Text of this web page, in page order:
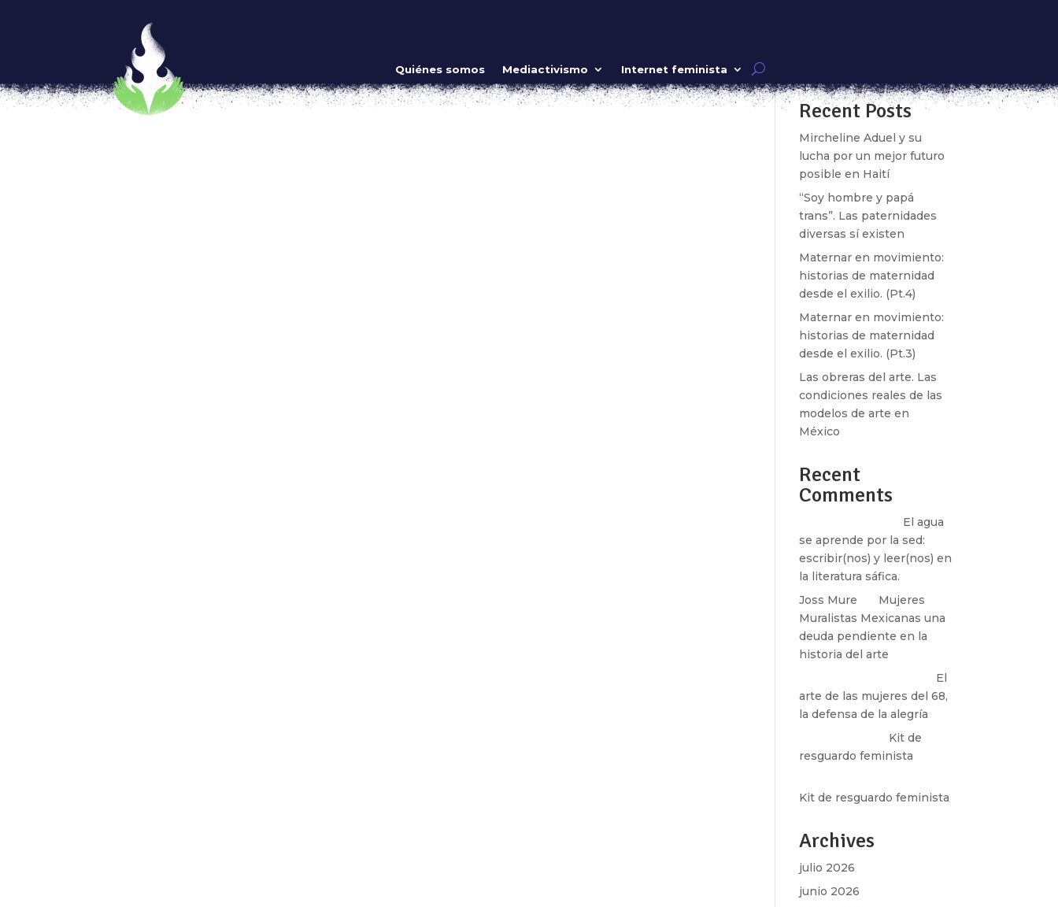
Quiénes somos Mediactivismo Internet feminista
Maternidad, múltiples posibilidades
por Arsenia Calvillo|May 9, 2019|Artivismo
Nuestros cuerpos de mujeres resguardan uno de los misterios más grandes del universo: la vida misma.
Recent Posts
Mircheline Aduel y su
lucha por un mejor futuro
posible en Haití
“Soy hombre y papá
trans”. Las paternidades
diversas sí existen
Maternar en movimiento:
historias de maternidad
desde el exilio. (Pt.4)
Maternar en movimiento:
historias de maternidad
desde el exilio. (Pt.3)
Las obreras del arte. Las
condiciones reales de las
modelos de arte en
México
Recent
Comments
El agua
se aprende por la sed:
escribir(nos) y leer(nos) en
la literatura sáfica.
Joss Mure
Mujeres
Muralistas Mexicanas una
deuda pendiente en la
historia del arte
El
arte de las mujeres del 68,
la defensa de la alegría
Kit de
resguardo feminista
Kit de resguardo feminista
Archives
julio 2026
junio 2026